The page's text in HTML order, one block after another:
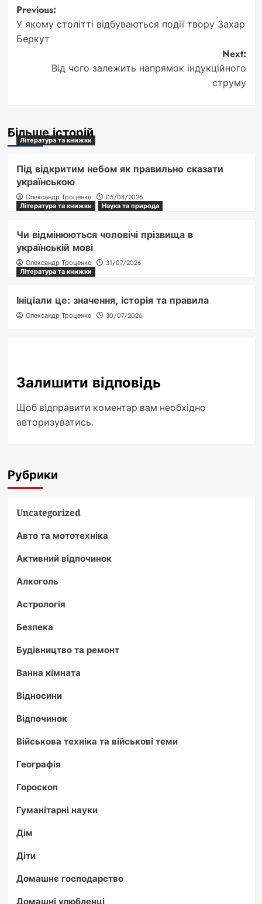
Post
navigation
Previous:
У якому столітті відбуваються події твору Захар
Беркут
Next:
Від чого залежить напрямок індукційного
струму
Більше історій
Література та книжки
Під відкритим небом як правильно сказати
українською
Олександр Троценко
05/08/2026
Література та книжки
Наука та природа
Чи відмінюються чоловічі прізвища в
українській мові
Олександр Троценко
31/07/2026
Література та книжки
Ініціали це: значення, історія та правила
Олександр Троценко 30/07/2026
Залишити відповідь
Щоб відправити коментар вам необхідно
авторизуватись.
Рубрики
Uncategorized
Авто та мототехніка
Активний відпочинок
Алкоголь
Астрологія
Безпека
Будівництво та ремонт
Ванна кімната
Відносини
Відпочинок
Військова техніка та військові теми
Географія
Гороскоп
Гуманітарні науки
Дім
Діти
Домашнє господарство
Домашні улюбленці